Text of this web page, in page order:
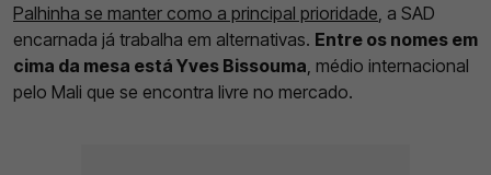
Palhinha se manter como a principal prioridade , a SAD
encarnada já trabalha em alternativas. Entre os nomes em
cima da mesa está Yves Bissouma , médio internacional
pelo Mali que se encontra livre no mercado.